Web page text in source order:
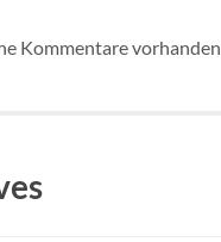
Kommentare vorhanden.